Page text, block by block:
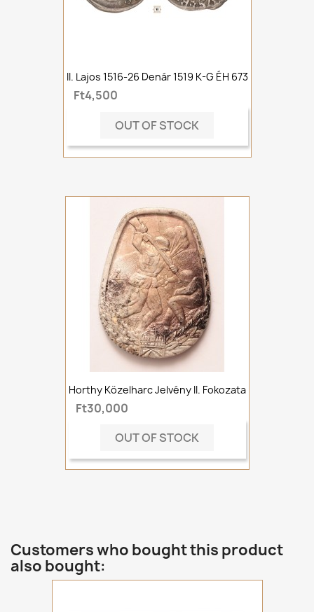
II. Lajos 1516-26 Denár 1519 K-G ÉH 673
Ft4,500
OUT OF STOCK
Horthy Közelharc Jelvény II. Fokozata
Ft30,000
OUT OF STOCK
Customers who bought this product
also bought: